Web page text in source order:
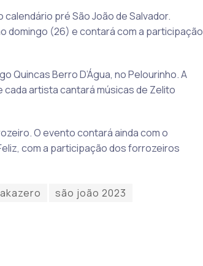
pré São João de Salvador.
domingo (26) e contará com a participação
Quincas Berro D’Água, no Pelourinho. A
cada artista cantará músicas de Zelito
O evento contará ainda com o
com a participação dos forrozeiros
são joão 2023